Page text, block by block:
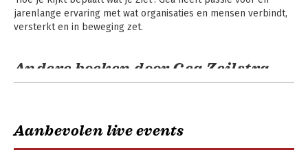
Waarden©
samenwerking
jarenlange ervaring met wat organisaties en mensen verbindt,
versterkt en in beweging zet.
Andere boeken door Gea Zeilstra
Aanbevolen live events